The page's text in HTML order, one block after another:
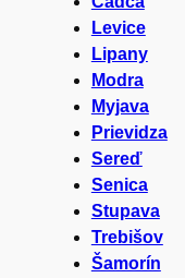
Levice
Lipany
Modra
Myjava
Prievidza
Sereď
Senica
Stupava
Trebišov
Šamorín